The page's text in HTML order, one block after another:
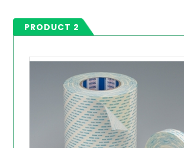
PRODUCT 2